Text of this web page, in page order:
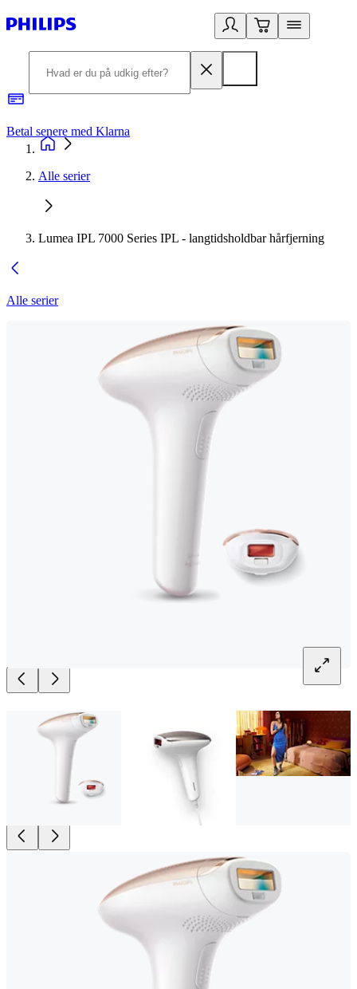
Betal senere med Klarna
Alle serier
Lumea IPL 7000 Series IPL - langtidsholdbar hårfjerning
Alle serier